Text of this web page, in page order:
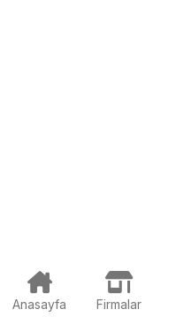
Anasayfa Firmalar